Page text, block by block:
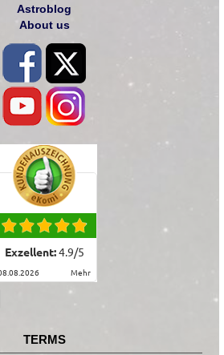
Astroblog
About us
Exzellent:4.9/5
mehr
TERMS